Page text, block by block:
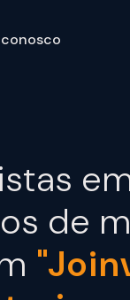
conosco
de